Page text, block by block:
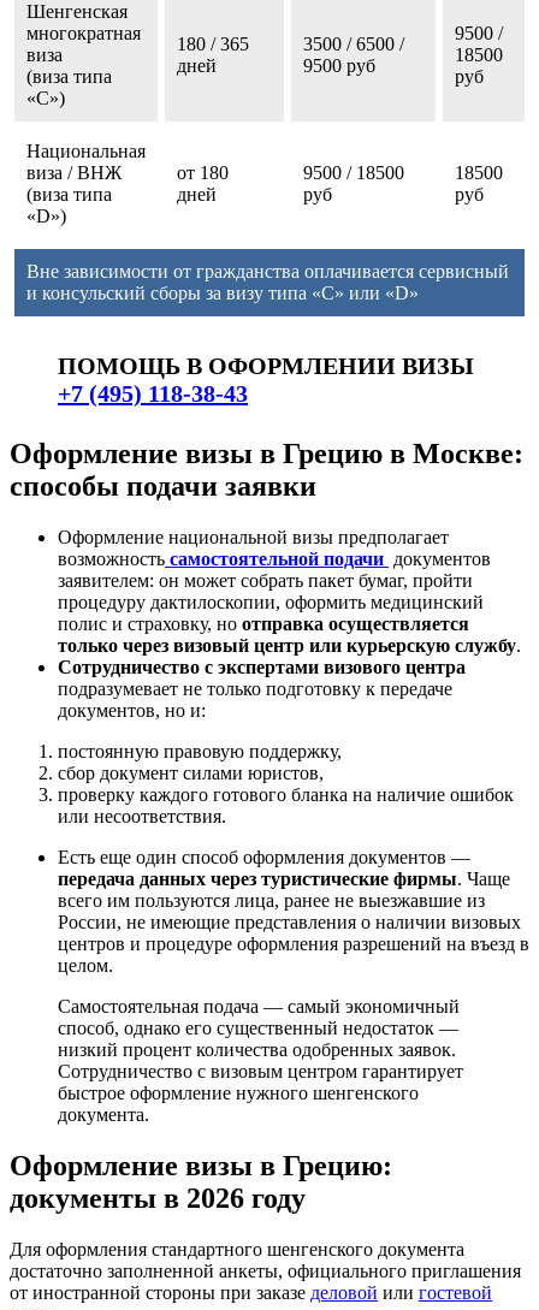
Шенгенская
многократная
виза
(виза типа
«С»)
180 / 365
дней
3500 / 6500 /
9500 руб
9500 /
18500
руб
Национальная
виза / ВНЖ
(виза типа
«D»)
от 180
дней
9500 / 18500
руб
18500
руб
Вне зависимости от гражданства оплачивается сервисный
и консульский сборы за визу типа «C» или «D»
ПОМОЩЬ В ОФОРМЛЕНИИ ВИЗЫ
+7 (495) 118-38-43
Оформление визы в Грецию в Москве:
способы подачи заявки
Оформление национальной визы предполагает
возможность самостоятельной подачи документов
заявителем: он может собрать пакет бумаг, пройти
процедуру дактилоскопии, оформить медицинский
полис и страховку, но отправка осуществляется
только через визовый центр или курьерскую службу.
Сотрудничество с экспертами визового центра
подразумевает не только подготовку к передаче
документов, но и:
постоянную правовую поддержку,
сбор документ силами юристов,
проверку каждого готового бланка на наличие ошибок
или несоответствия.
Есть еще один способ оформления документов —
передача данных через туристические фирмы. Чаще
всего им пользуются лица, ранее не выезжавшие из
России, не имеющие представления о наличии визовых
центров и процедуре оформления разрешений на въезд в
целом.
Самостоятельная подача — самый экономичный
способ, однако его существенный недостаток —
низкий процент количества одобренных заявок.
Сотрудничество с визовым центром гарантирует
быстрое оформление нужного шенгенского
документа.
Оформление визы в Грецию:
документы в 2026 году
Для оформления стандартного шенгенского документа
достаточно заполненной анкеты, официального приглашения
от иностранной стороны при заказе деловой или гостевой